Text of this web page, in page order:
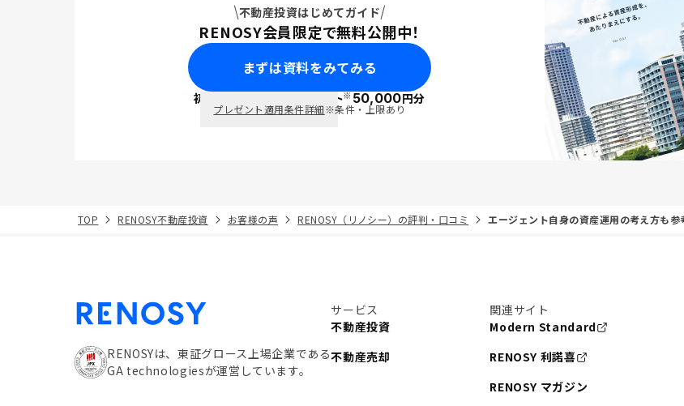
不動産投資はじめてガイド
RENOSY会員限定で無料公開中！
まずは資料をみてみる
初回面談で ポイント※50,000円分
プレゼント適用条件詳細※条件・上限あり
TOP RENOSY不動産投資 お客様の声 RENOSY（リノシー）の評判・口コミ エージェント自身の資産運用の考え方も参
RENOSYは、東証グロース上場企業である
GA technologiesが運営しています。
サービス
不動産投資
不動産売却
関連サイト
Modern Standard
RENOSY 利諾喜
RENOSY マガジン